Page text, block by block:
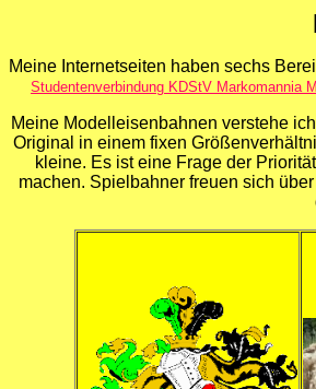
Meine Internetseiten haben sechs
Studentenverbindung KDStV Markomannia
Meine Modelleisenbahnen verstehe
Original in einem fixen
kleine. Es ist eine Frage der
machen. Spielbahner freuen sich